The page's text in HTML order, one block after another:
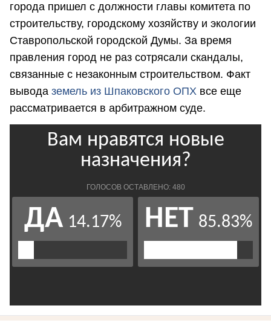
города пришел с должности главы комитета по
строительству, городскому хозяйству и экологии
Ставропольской городской Думы. За время
правления город не раз сотрясали скандалы,
связанные с незаконным строительством. Факт
вывода земель из Шпаковского ОПХ все еще
рассматривается в арбитражном суде.